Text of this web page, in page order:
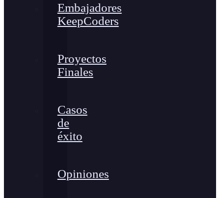
Embajadores
KeepCoders
Proyectos
Finales
Casos
de
éxito
Opiniones